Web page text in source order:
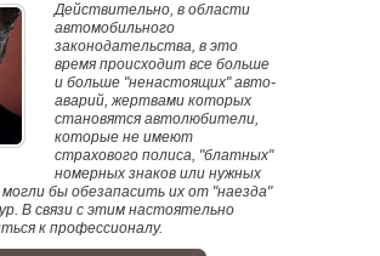
Действительно, в области
автомобильного
законодательства, в это
время происходит все больше
и больше "ненастоящих" авто-
аварий, жертвами которых
становятся автолюбители,
которые не имеют
страхового полиса, "блатных"
номерных знаков или нужных
бы обезапасить их от "наезда"
В связи с этим настоятельно
к профессионалу.